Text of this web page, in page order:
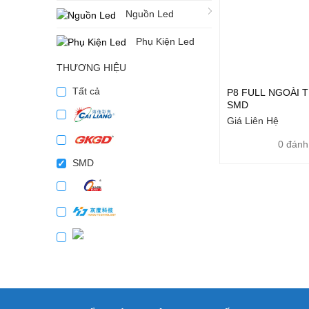
Nguồn Led
Phụ Kiện Led
THƯƠNG HIỆU
Tất cả
SMD
P8 FULL NGOÀI
SMD
Giá Liên Hệ
0